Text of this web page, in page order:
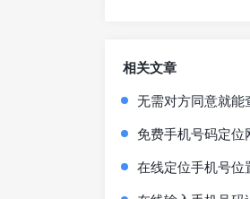
相关文章
无需对方同意就能
免费手机号码定位
在线定位手机号位